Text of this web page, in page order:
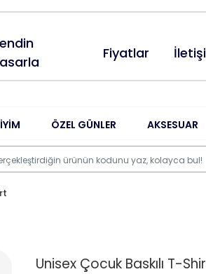
Fiyatlar
ÖZEL GÜNLER AKSESUAR
Unisex Çocuk Baskılı T-